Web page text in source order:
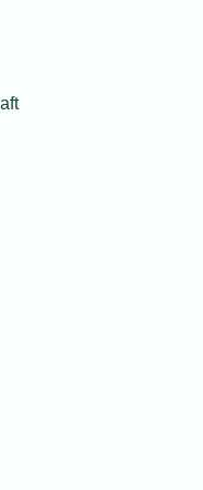
af
til Forsikring &
eller e-mail.